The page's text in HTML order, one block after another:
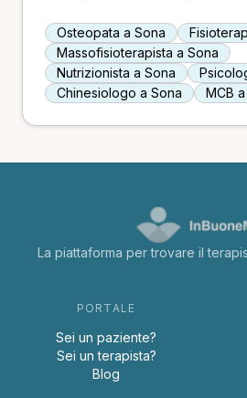
Osteopata a Sona
Massofisioterapista a Sona
Nutrizionista a Sona
Chinesiologo a Sona
MCB
La piattaforma per trovare il
PORTALE
Sei un paziente?
Sei un terapista?
Blog